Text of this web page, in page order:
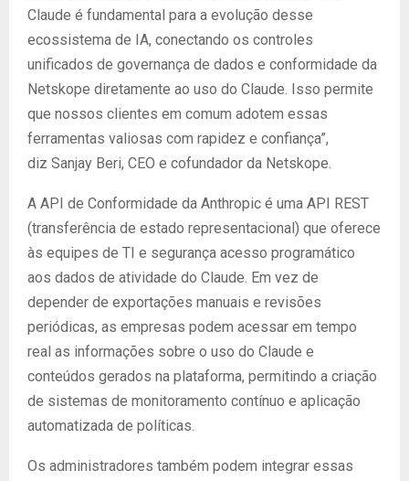
Claude é fundamental para a evolução desse
ecossistema de IA, conectando os controles
unificados de governança de dados e conformidade da
Netskope diretamente ao uso do Claude. Isso permite
que nossos clientes em comum adotem essas
ferramentas valiosas com rapidez e confiança”,
diz Sanjay Beri, CEO e cofundador da Netskope.
A API de Conformidade da Anthropic é uma API REST
(transferência de estado representacional) que oferece
às equipes de TI e segurança acesso programático
aos dados de atividade do Claude. Em vez de
depender de exportações manuais e revisões
periódicas, as empresas podem acessar em tempo
real as informações sobre o uso do Claude e
conteúdos gerados na plataforma, permitindo a criação
de sistemas de monitoramento contínuo e aplicação
automatizada de políticas.
Os administradores também podem integrar essas